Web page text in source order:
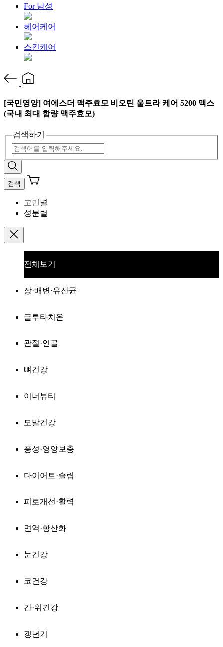
For 남성
헤어케어
스킨케어
[국민영양] 여에스더 맥주효모 비오틴 울트라 케어 5200 맥스
(국내 최대 함량 맥주효모)
검색하기
검색
고민별
성분별
전체보기
장·배변·유산균
글루타치온
관절·연골
뼈건강
이너뷰티
모발건강
풍성·영양보충
다이어트·슬림
피로개선·활력
면역·항산화
눈건강
코건강
간·위건강
갱년기